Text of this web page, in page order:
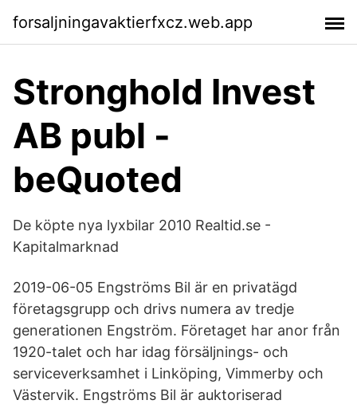
forsaljningavaktierfxcz.web.app
Stronghold Invest
AB publ -
beQuoted
De köpte nya lyxbilar 2010 Realtid.se -
Kapitalmarknad
2019-06-05 Engströms Bil är en privatägd
företagsgrupp och drivs numera av tredje
generationen Engström. Företaget har anor från
1920-talet och har idag försäljnings- och
serviceverksamhet i Linköping, Vimmerby och
Västervik. Engströms Bil är auktoriserad